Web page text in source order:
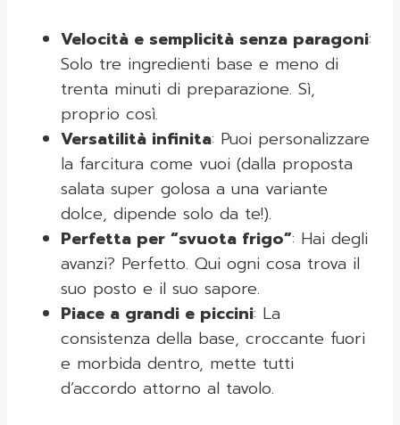
Velocità e semplicità senza paragoni:
Solo tre ingredienti base e meno di
trenta minuti di preparazione. Sì,
proprio così.
Versatilità infinita: Puoi personalizzare
la farcitura come vuoi (dalla proposta
salata super golosa a una variante
dolce, dipende solo da te!).
Perfetta per “svuota frigo”: Hai degli
avanzi? Perfetto. Qui ogni cosa trova il
suo posto e il suo sapore.
Piace a grandi e piccini: La
consistenza della base, croccante fuori
e morbida dentro, mette tutti
d’accordo attorno al tavolo.